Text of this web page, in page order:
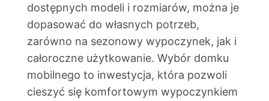
dostępnych modeli i rozmiarów, można je
dopasować do własnych potrzeb,
zarówno na sezonowy wypoczynek, jak i
całoroczne użytkowanie. Wybór domku
mobilnego to inwestycja, która pozwoli
cieszyć się komfortowym wypoczynkiem